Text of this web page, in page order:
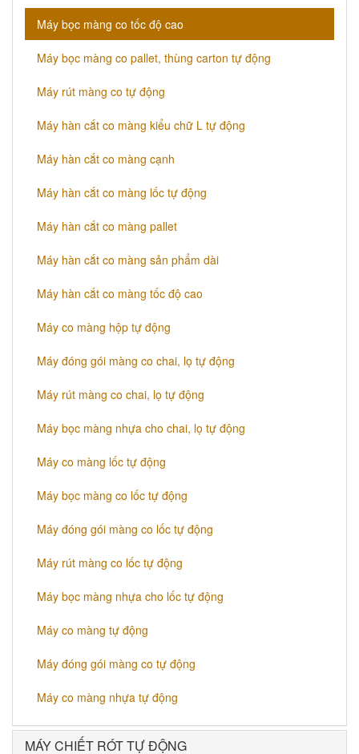
​Máy bọc màng co tốc độ cao
Máy bọc màng co pallet, thùng carton tự động
​Máy rút màng co tự động
​Máy hàn cắt co màng kiểu chữ L tự động
​Máy hàn cắt co màng cạnh
​Máy hàn cắt co màng lốc tự động
​Máy hàn cắt co màng pallet
​Máy hàn cắt co màng sản phẩm dài
​Máy hàn cắt co màng tốc độ cao
Máy co màng hộp tự động
Máy đóng gói màng co chai, lọ tự động
Máy rút màng co chai, lọ tự động
Máy bọc màng nhựa cho chai, lọ tự động
Máy co màng lốc tự động
Máy bọc màng co lốc tự động
Máy đóng gói màng co lốc tự động
Máy rút màng co lốc tự động
Máy bọc màng nhựa cho lốc tự động
Máy co màng tự động
Máy đóng gói màng co tự động
Máy co màng nhựa tự động
MÁY CHIẾT RÓT TỰ ĐỘNG